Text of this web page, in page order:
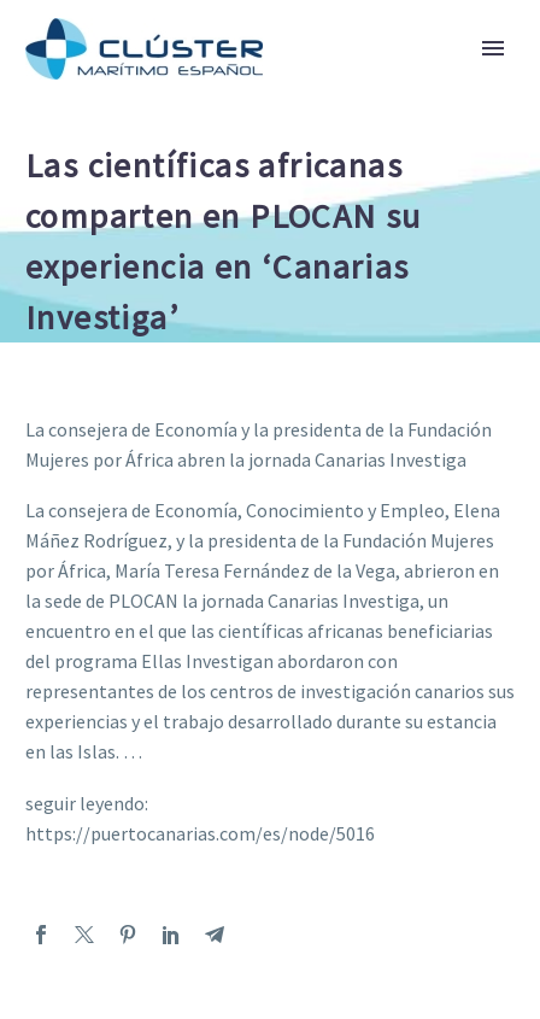
Las científicas africanas
comparten en PLOCAN su
experiencia en ‘Canarias
Investiga’
La consejera de Economía y la presidenta de la Fundación
Mujeres por África abren la jornada Canarias Investiga
La consejera de Economía, Conocimiento y Empleo, Elena
Máñez Rodríguez, y la presidenta de la Fundación Mujeres
por África, María Teresa Fernández de la Vega, abrieron en
la sede de PLOCAN la jornada Canarias Investiga, un
encuentro en el que las científicas africanas beneficiarias
del programa Ellas Investigan abordaron con
representantes de los centros de investigación canarios sus
experiencias y el trabajo desarrollado durante su estancia
en las Islas. …
seguir leyendo:
https://puertocanarias.com/es/node/5016